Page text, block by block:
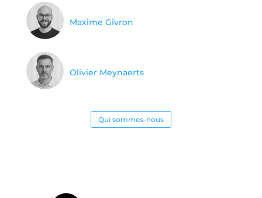
Maxime Givron
Olivier Meynaerts
Qui sommes-nous